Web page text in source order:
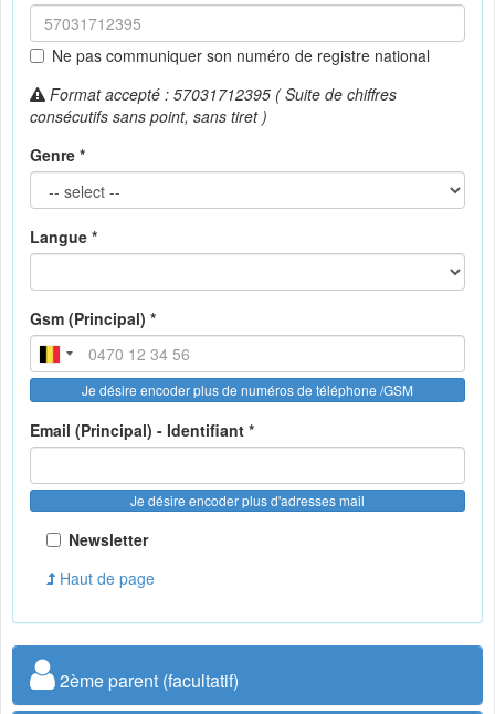
Ne pas communiquer son numéro de registre national
Format accepté : 57031712395 ( Suite de chiffres
consécutifs sans point, sans tiret )
Genre *
Langue *
Gsm (Principal) *
Je désire encoder plus de numéros de téléphone /GSM
Email (Principal) - Identifiant *
Je désire encoder plus d'adresses mail
Newsletter
Haut de page
2ème parent (facultatif)